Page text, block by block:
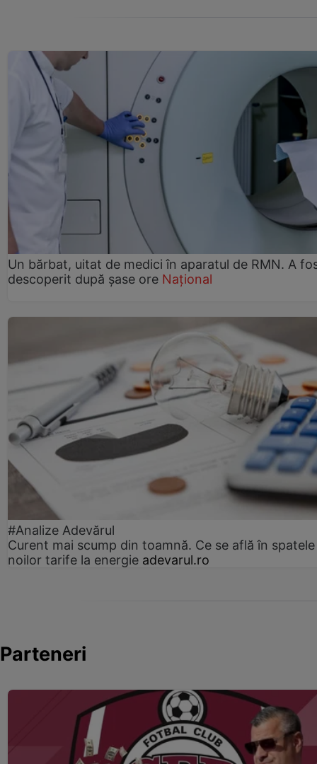
Un bărbat, uitat de medici în aparatul de RMN. A
descoperit după șase ore Național
#Analize Adevărul
Curent mai scump din toamnă. Ce se află în spatele
noilor tarife la energie adevarul.ro
Parteneri